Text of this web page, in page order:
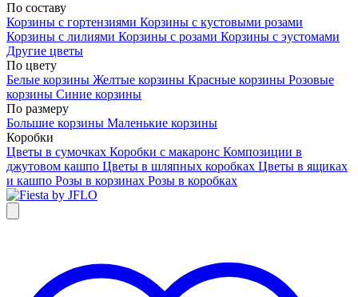
По составу
Корзины с гортензиями Корзины с кустовыми розами
Корзины с лилиями Корзины с розами Корзины с эустомами
Другие цветы
По цвету
Белые корзины Желтые корзины Красные корзины Розовые
корзины Синие корзины
По размеру
Большие корзины Маленькие корзины
Коробки
Цветы в сумочках Коробки с макаронс Композиции в
джутовом кашпо Цветы в шляпных коробках Цветы в ящиках
и кашпо Розы в корзинах Розы в коробках